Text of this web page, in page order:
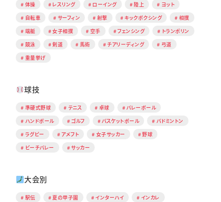
体操
レスリング ローイング 陸上
ヨット
自転車
サーフィン 射撃 キックボクシング
相撲
端艇
女子相撲 空手 フェンシング
トランポリン
競泳
剣道 馬術 チアリーディング
弓道
重量挙げ
球技
準硬式野球 テニス 卓球
バレーボール
ハンドボール
ゴルフ バスケットボール
バドミントン
ラグビー
アメフト 女子サッカー
野球
ビーチバレー
サッカー
大会別
駅伝 夏の甲子園 インターハイ
インカレ